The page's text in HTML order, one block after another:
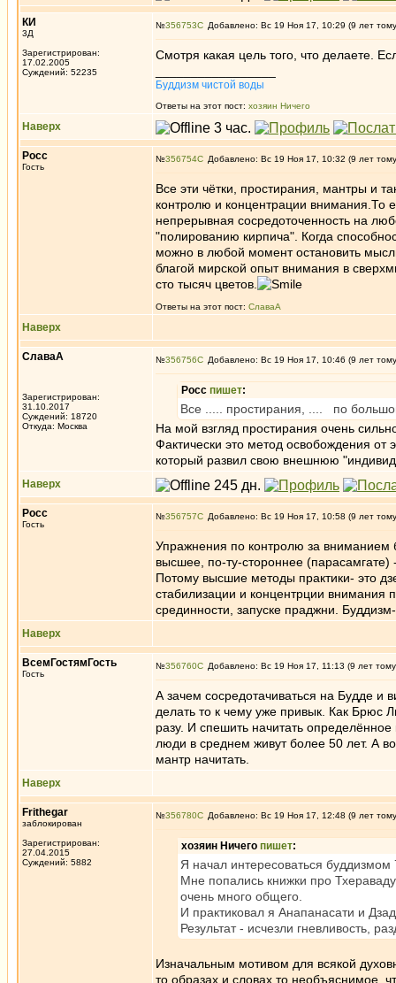
КИ
3Д
Зарегистрирован:
17.02.2005
Суждений: 52235
№356753 Добавлено: Вс 19 Ноя 17, 10:29 (9 лет
Смотря какая цель того, что делаете.
Буддизм чистой воды
Ответы на этот пост: хозяин Ничего
Наверх
Росс
Гость
№356754 Добавлено: Вс 19 Ноя 17, 10:32 (9 лет
Все эти чётки, простирания, мантры и
контролю и концентрации внимания.То
непрерывная сосредоточенность на
"полированию кирпича". Когда
можно в любой момент остановить
благой мирской опыт внимания в
сто тысяч цветов.
Ответы на этот пост: СлаваА
Наверх
СлаваА
Зарегистрирован:
31.10.2017
Суждений: 18720
Откуда: Москва
№356756 Добавлено: Вс 19 Ноя 17, 10:46 (9 лет
Росс пишет:
Все ..... простирания, .... по
На мой взгляд простирания очень
Фактически это метод освобождения от
который развил свою внешнюю
Наверх
Росс
Гость
№356757 Добавлено: Вс 19 Ноя 17, 10:58 (9 лет
Упражнения по контролю за вниманием
высшее, по-ту-стороннее (парасамгате)
Потому высшие методы практики- это
стабилизации и концентрции
срединности, запуске праджни.
Наверх
ВсемГостямГость
Гость
№356760 Добавлено: Вс 19 Ноя 17, 11:13 (9 лет
А зачем сосредотачиваться на Будде и
делать то к чему уже привык. Как Брюс
разу. И спешить начитать
люди в среднем живут более 50 лет. А
мантр начитать.
Наверх
Frithegar
заблокирован
Зарегистрирован:
27.04.2015
Суждений: 5882
№356780 Добавлено: Вс 19 Ноя 17, 12:48 (9 лет
хозяин Ничего пишет:
Я начал интересоваться
Мне попались книжки про
очень много общего.
И практиковал я Анапанасати и
Результат - исчезли гневливость,
Изначальным мотивом для всякой
то образах и словах то необъяснимое,